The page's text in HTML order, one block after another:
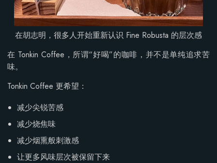
在胡志明，很多人开始重新认识 Fine Robusta 的层次感
在 Tonkin Coffee，所谓“好喝”的咖啡，并不是单纯追求苦
味。
Tonkin Coffee 更希望：
减少尖锐苦感
减少烧焦味
减少烟熏般刺激感
让更多风味层次被保留下来